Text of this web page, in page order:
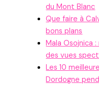
du Mont Blanc
Que faire à
bons plans
Mala Osojnica
des vues
Les 10
Dordogne